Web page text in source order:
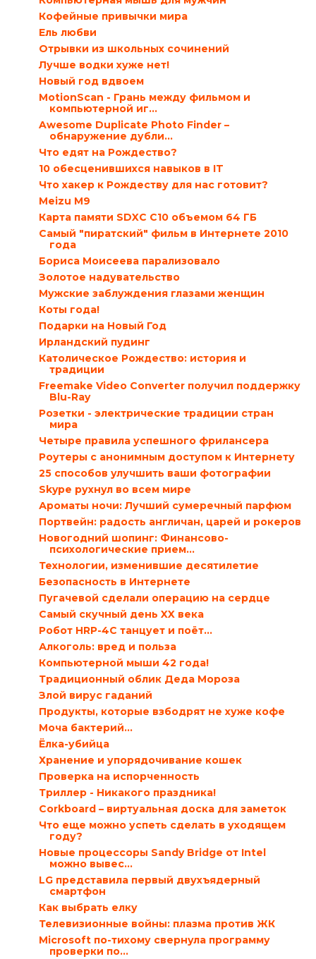
Кофейные привычки мира
Ель любви
Отрывки из школьных сочинений
Лучше водки хуже нет!
Новый год вдвоем
MotionScan - Грань между фильмом и
компьютерной иг...
Awesome Duplicate Photo Finder –
обнаружение дубли...
Что едят на Рождество?
10 обесценившихся навыков в IT
Что хакер к Рождеству для нас готовит?
Meizu M9
Карта памяти SDXC C10 объемом 64 ГБ
Самый "пиратский" фильм в Интернете 2010
года
Бориса Моисеева парализовало
Золотое надувательство
Мужские заблуждения глазами женщин
Коты года!
Подарки на Новый Год
Ирландский пудинг
Католическое Рождество: история и
традиции
Freemake Video Converter получил поддержку
Blu-Ray
Розетки - электрические традиции стран
мира
Четыре правила успешного фрилансера
Роутеры с анонимным доступом к Интернету
25 способов улучшить ваши фотографии
Skype рухнул во всем мире
Ароматы ночи: Лучший сумеречный парфюм
Портвейн: радость англичан, царей и рокеров
Новогодний шопинг: Финансово-
психологические прием...
Технологии, изменившие десятилетие
Безопасность в Интернете
Пугачевой сделали операцию на сердце
Самый скучный день XX века
Робот HRP-4C танцует и поёт…
Алкоголь: вред и польза
Компьютерной мыши 42 года!
Традиционный облик Деда Мороза
Злой вирус гаданий
Продукты, которые взбодрят не хуже кофе
Моча бактерий…
Ёлка-убийца
Хранение и упорядочивание кошек
Проверка на испорченность
Триллер - Никакого праздника!
Corkboard – виртуальная доска для заметок
Что еще можно успеть сделать в уходящем
году?
Новые процессоры Sandy Bridge от Intel
можно вывес...
LG представила первый двухъядерный
смартфон
Как выбрать елку
Телевизионные войны: плазма против ЖК
Microsoft по-тихому свернула программу
проверки по...